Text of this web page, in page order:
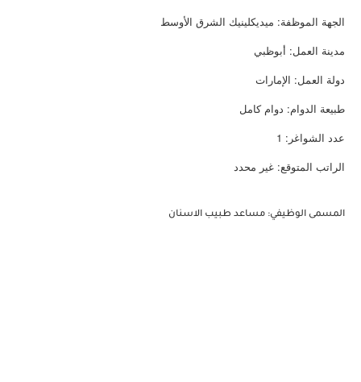
الجهة الموظفة: ميديكلينيك الشرق الأوسط
مدينة العمل: أبوظبي
دولة العمل: الإمارات
طبيعة الدوام: دوام كامل
عدد الشواغر: 1
الراتب المتوقع: غير محدد
المسمى الوظيفي: مساعد طبيب الاسنان